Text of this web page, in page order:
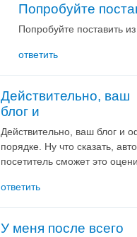
Попробуйте
Попробуйте поставить
ответить
Действительно, ваш
блог и
Действительно, ваш блог и
порядке. Ну что сказать,
посетитель сможет это
ответить
У меня после всего